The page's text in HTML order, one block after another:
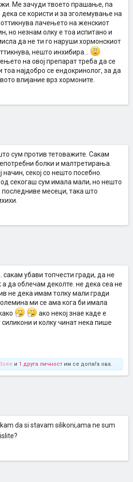
Ме зачуди твоето прашање, па
дека се користи и за зголемување на
лачењето на женскиот
но незнам олку е тоа испитано и
да не ти го наруши хормонскиот
нешто инхибира...
на овој препарат треба да се
тоа најдобро се ендокринолог, за да
влијание врз хормоните.
сум против тетоважите. Сакам
болки и малтретирања.
секој со нешто посебно.
секогаш сум имала мали, но нешто
месеци, така што
сакам убави топчести гради, да не
да облечам деколте. не дека сеа не
не дека имам толку мали гради
ми се ама кога би имала
ако некој знае каде е
силикони и колку чинат нека пише
и 1 друга личност им се допаѓа ова.
da si stavam silikoni,ama ne sum